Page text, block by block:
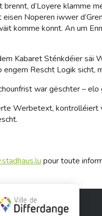
d’Loyere klamme
Noperen iwwer
komme konnt. An um
Kabaret Sténkdéier
Rescht Logik sicht,
war gëschter – elo
Werbetext, kontrolléiert
pour toute